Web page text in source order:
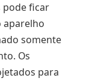
pode ficar
aparelho
somente
Os
para